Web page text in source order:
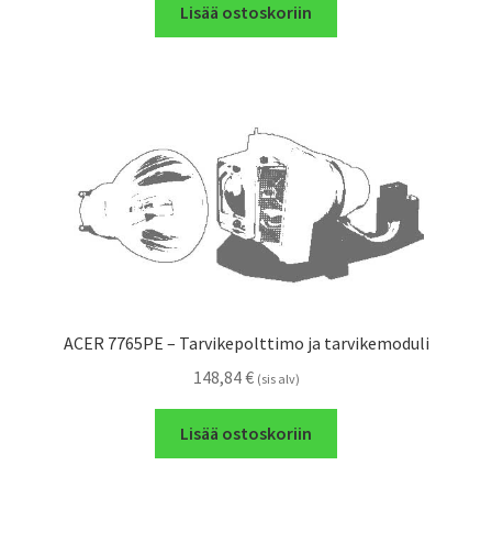
Lisää ostoskoriin
ACER 7765PE – Tarvikepolttimo ja tarvikemoduli
148,84€ (sis alv)
Lisää ostoskoriin